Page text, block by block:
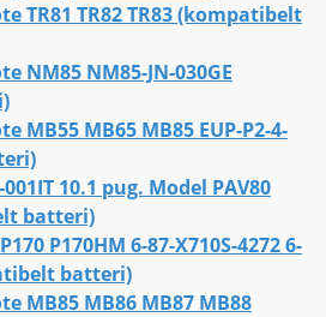
TR81 TR82 TR83 (kompatibelt
NM85 NM85-JN-030GE
MB55 MB65 MB85 EUP-P2-4-
10.1 pug. Model PAV80
batteri)
P170HM 6-87-X710S-4272 6-
batteri)
MB85 MB86 MB87 MB88